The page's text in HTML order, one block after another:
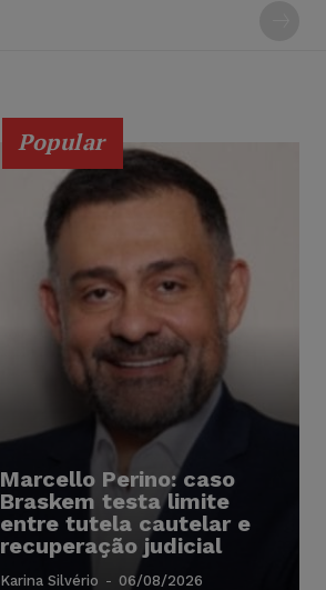
Popular
Marcello Perino: caso
Braskem testa limite
entre tutela cautelar e
recuperação judicial
Karina Silvério - 06/08/2026